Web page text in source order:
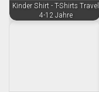
Kinder Shirt - T-Shirts Travel
4-12 Jahre